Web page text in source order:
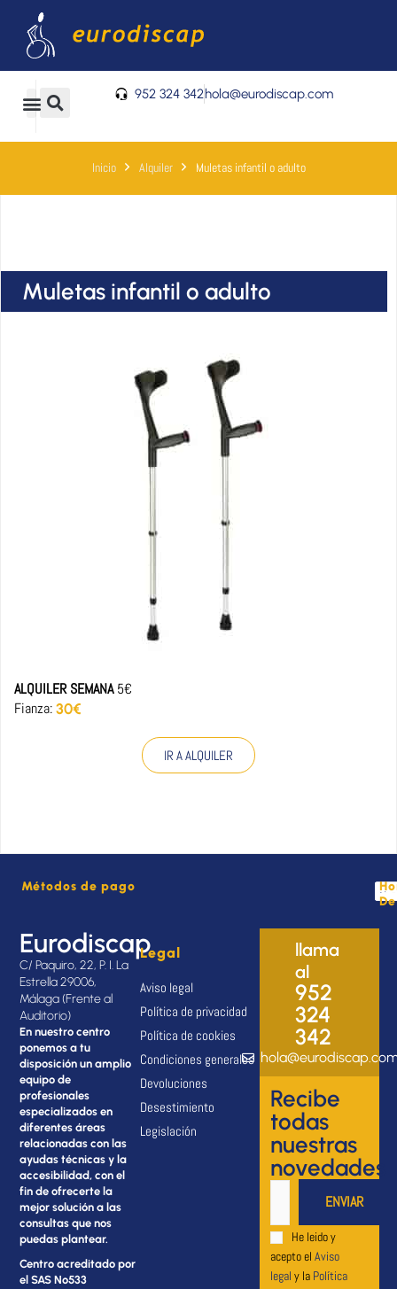
contenido
0
Carrito 952 324 342hola@eurodiscap.com
Inicio Alquiler Muletas infantil o adulto
Muletas infantil o adulto
ALQUILER SEMANA5€
Fianza: 30€
IR A ALQUILER
Métodos de pago
Eurodiscap
C/ Paquiro, 22, P. I. La
Estrella 29006,
Málaga (Frente al
Auditorio)
En nuestro centro
ponemos a tu
disposición un amplio
equipo de
profesionales
especializados en
diferentes áreas
relacionadas con las
ayudas técnicas y la
accesibilidad, con el
fin de ofrecerte la
mejor solución a las
consultas que nos
puedas plantear.
Centro acreditado por
el SAS Nº533
Legal
Aviso legal
Política de privacidad
Política de cookies
Condiciones generales
Devoluciones
Desestimiento
Legislación
llama
al
952
324
342
Recibe
todas
nuestras
novedades
He leido y
acepto el Aviso
legal y la Política